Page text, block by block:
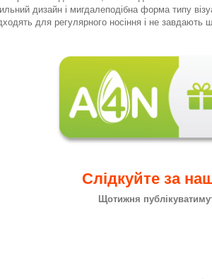
дизайн і мигдалеподібна форма типу
для регулярного носіння і не завдають
Слідкуйте за
Щотижня